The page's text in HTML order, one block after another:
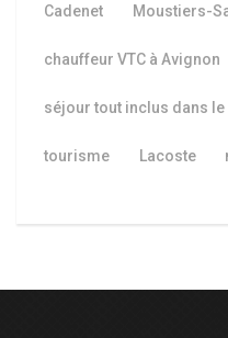
Cadenet Moustiers-
chauffeur VTC à Avignon
séjour tout inclus dans le
tourisme Lacoste